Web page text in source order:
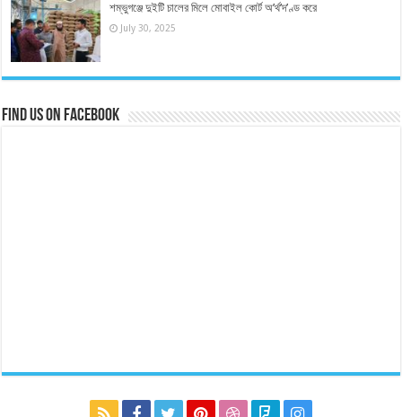
শম্ভুগঞ্জে দুইটি চালের মিলে মোবাইল কোর্ট অ’র্থ’দ’ণ্ড করে
July 30, 2025
Find us on Facebook